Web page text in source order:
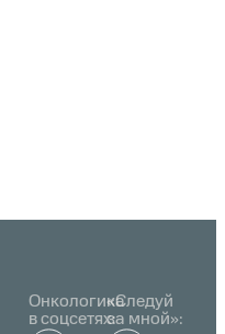
Онкологика
в соцсетях:
«Следуй
за мной»: